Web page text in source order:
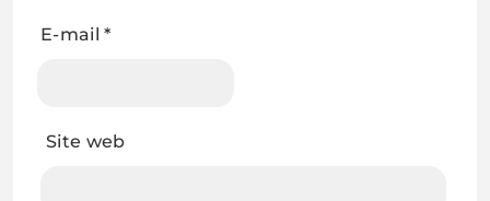
E-mail*
Site web